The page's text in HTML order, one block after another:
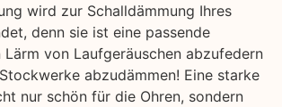
wird zur Schalldämmung Ihres
denn sie ist eine passende
von Laufgeräuschen abzufedern
abzudämmen! Eine starke
nur schön für die Ohren, sondern